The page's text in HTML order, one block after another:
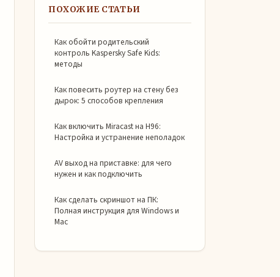
ПОХОЖИЕ СТАТЬИ
Как обойти родительский
контроль Kaspersky Safe Kids:
методы
Как повесить роутер на стену без
дырок: 5 способов крепления
Как включить Miracast на H96:
Настройка и устранение неполадок
AV выход на приставке: для чего
нужен и как подключить
Как сделать скриншот на ПК:
Полная инструкция для Windows и
Mac